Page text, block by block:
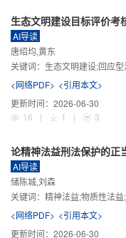
生态文明建设目标评价考
AI导读
唐绍均,黄东
关键词： 生态文明建设;回应
<网络PDF> <引用本文>
更新时间： 2026-06-30
16
| 1 | 3
论精神法益刑法保护的正
AI导读
储陈城,刘森
关键词： 精神法益;物质性法
<网络PDF> <引用本文>
更新时间： 2026-06-30